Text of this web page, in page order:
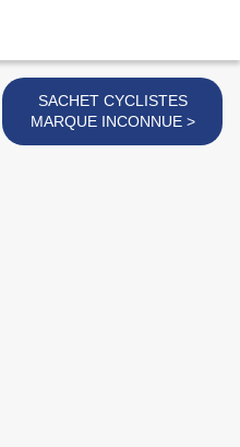
SACHET CYCLISTES
MARQUE INCONNUE >